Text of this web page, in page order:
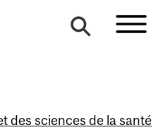
des sciences de la santé